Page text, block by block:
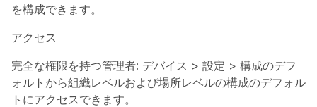
を構成できます。
アクセス
完全な権限を持つ管理者: デバイス > 設定 > 構成のデフ
ォルト から組織レベルおよび場所レベルの構成のデフォル
トにアクセスできます。